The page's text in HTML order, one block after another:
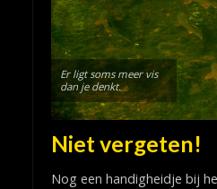
Er ligt soms meer vis
dan je denkt.
Niet vergeten!
Nog een handigheidje bij